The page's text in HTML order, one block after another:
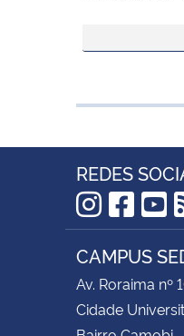
REDES
CAMPUS
Av. Roraima nº
Cidade